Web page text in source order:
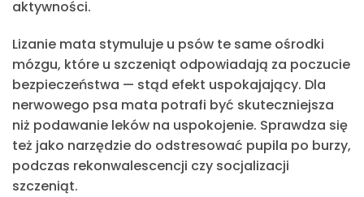
aktywności.
Lizanie mata stymuluje u psów te same ośrodki
mózgu, które u szczeniąt odpowiadają za poczucie
bezpieczeństwa — stąd efekt uspokajający. Dla
nerwowego psa mata potrafi być skuteczniejsza
niż podawanie leków na uspokojenie. Sprawdza się
też jako narzędzie do odstresować pupila po burzy,
podczas rekonwalescencji czy socjalizacji
szczeniąt.